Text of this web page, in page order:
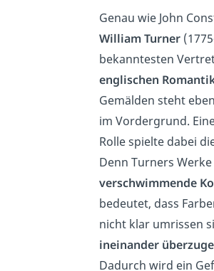
Genau wie John
William Turner
bekanntesten
englischen
Gemälden steht
im Vordergrund.
Rolle spielte dabei
Denn Turners
verschwimmende
bedeutet, dass
nicht klar umrissen
ineinander
Dadurch wird ein